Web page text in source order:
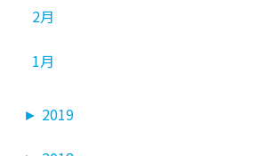
2月
1月
► 2019